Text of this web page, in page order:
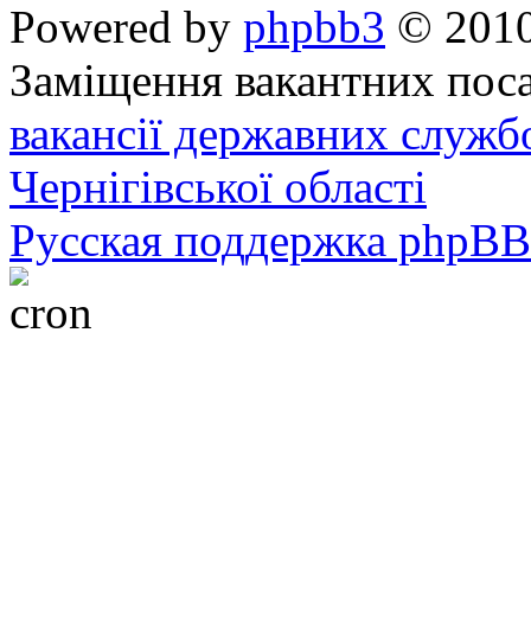
Powered by phpbb3 ©
Заміщення вакантних
вакансії державних
Чернігівської області
Русская поддержка phpBB